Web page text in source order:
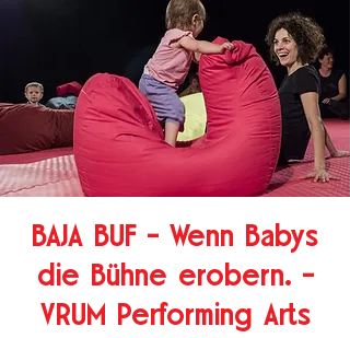
BAJA BUF - Wenn Babys
die Bühne erobern. -
VRUM Performing Arts